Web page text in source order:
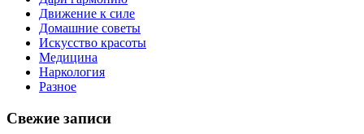
Движение к силе
Домашние советы
Искусство красоты
Медицина
Наркология
Разное
Свежие записи